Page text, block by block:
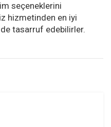
seçeneklerini
hizmetinden en iyi
tasarruf edebilirler.